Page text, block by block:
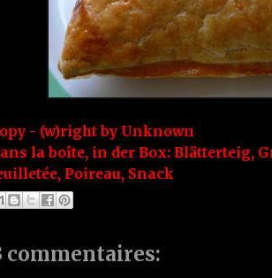
- (w)right by Unknown
la boîte, in der Box: Blätterteig,
, Poireau, Snack
commentaires: